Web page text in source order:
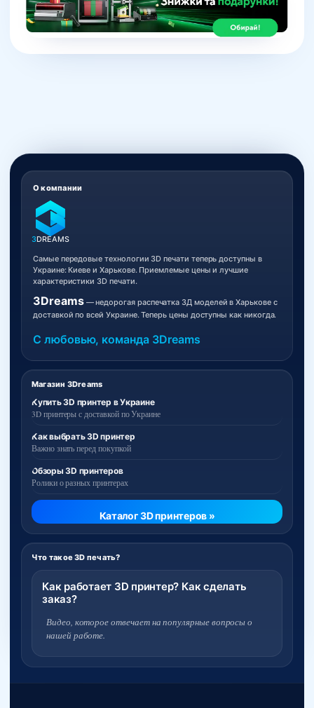
Магазин 3Dreams
Купить 3D принтер в Украине
3D принтеры с доставкой по Украине
Как выбрать 3D принтер
Важно знать перед покупкой
Обзоры 3D принтеров
Ролики о разных принтерах
Каталог 3D принтеров »
Что такое 3D печать?
Как работает 3D принтер? Как сделать
заказ?
Видео, которое отвечает на популярные вопросы о
нашей работе.
О компании
3DREAMS
Самые передовые технологии 3D печати теперь доступны в
Украине: Киеве и Харькове. Приемлемые цены и лучшие
характеристики 3D печати.
3Dreams— недорогая распечатка 3Д моделей в Харькове с
доставкой по всей Украине. Теперь цены доступны как никогда.
С любовью, команда 3Dreams